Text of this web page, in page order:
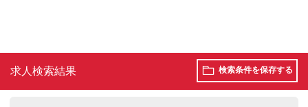
求人検索結果 検索条件を保存する